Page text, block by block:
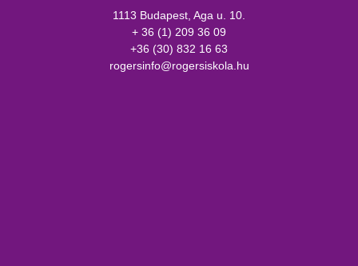
1113 Budapest, Aga u. 10.
+ 36 (1) 209 36 09
+36 (30) 832 16 63
rogersinfo@rogersiskola.hu